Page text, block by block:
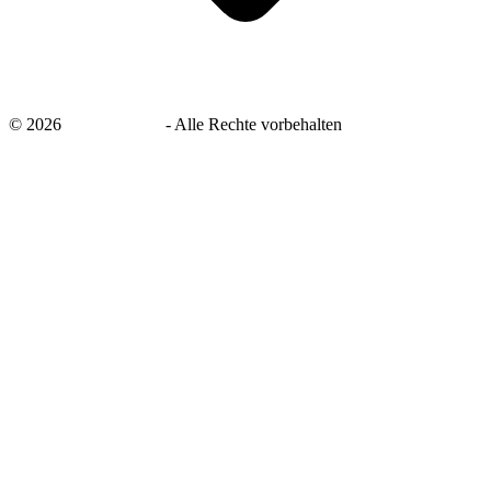
© 2026 - Alle Rechte vorbehalten